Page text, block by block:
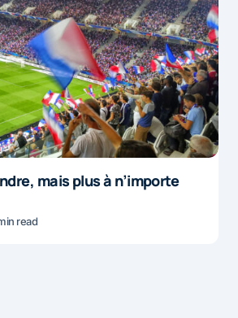
mais plus à n’importe
read